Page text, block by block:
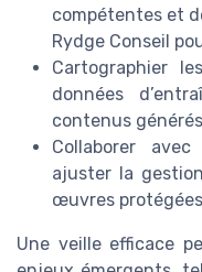
compétentes et
Rydge Conseil
Cartographier
données
contenus générés
Collaborer
ajuster la
œuvres protégées
Une veille efficace